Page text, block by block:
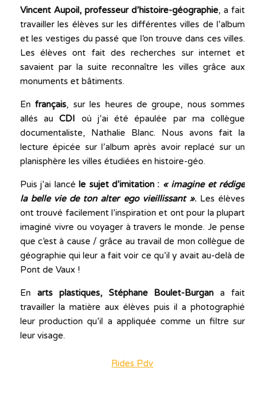
Vincent Aupoil, professeur d’histoire-géographie, a fait
travailler les élèves sur les différentes villes de l’album
et les vestiges du passé que l’on trouve dans ces villes.
Les élèves ont fait des recherches sur internet et
savaient par la suite reconnaître les villes grâce aux
monuments et bâtiments.
Enfrançais, sur les heures de groupe, nous sommes
allés auCDI où j’ai été épaulée par ma collègue
documentaliste, Nathalie Blanc. Nous avons fait la
lecture épicée sur l’album après avoir replacé sur un
planisphère les villes étudiées en histoire-géo.
Puis j’ai lancéle sujet d’imitation : « imagine et rédige
la belle vie de ton alter ego vieillissant ». Les élèves
ont trouvé facilement l’inspiration et ont pour la plupart
imaginé vivre ou voyager à travers le monde. Je pense
que c’est à cause / grâce au travail de mon collègue de
géographie qui leur a fait voir ce qu’il y avait au-delà de
Pont de Vaux !
En arts plastiques, Stéphane Boulet-Burgan a fait
travailler la matière aux élèves puis il a photographié
leur production qu’il a appliquée comme un filtre sur
leur visage.
Rides Pdv